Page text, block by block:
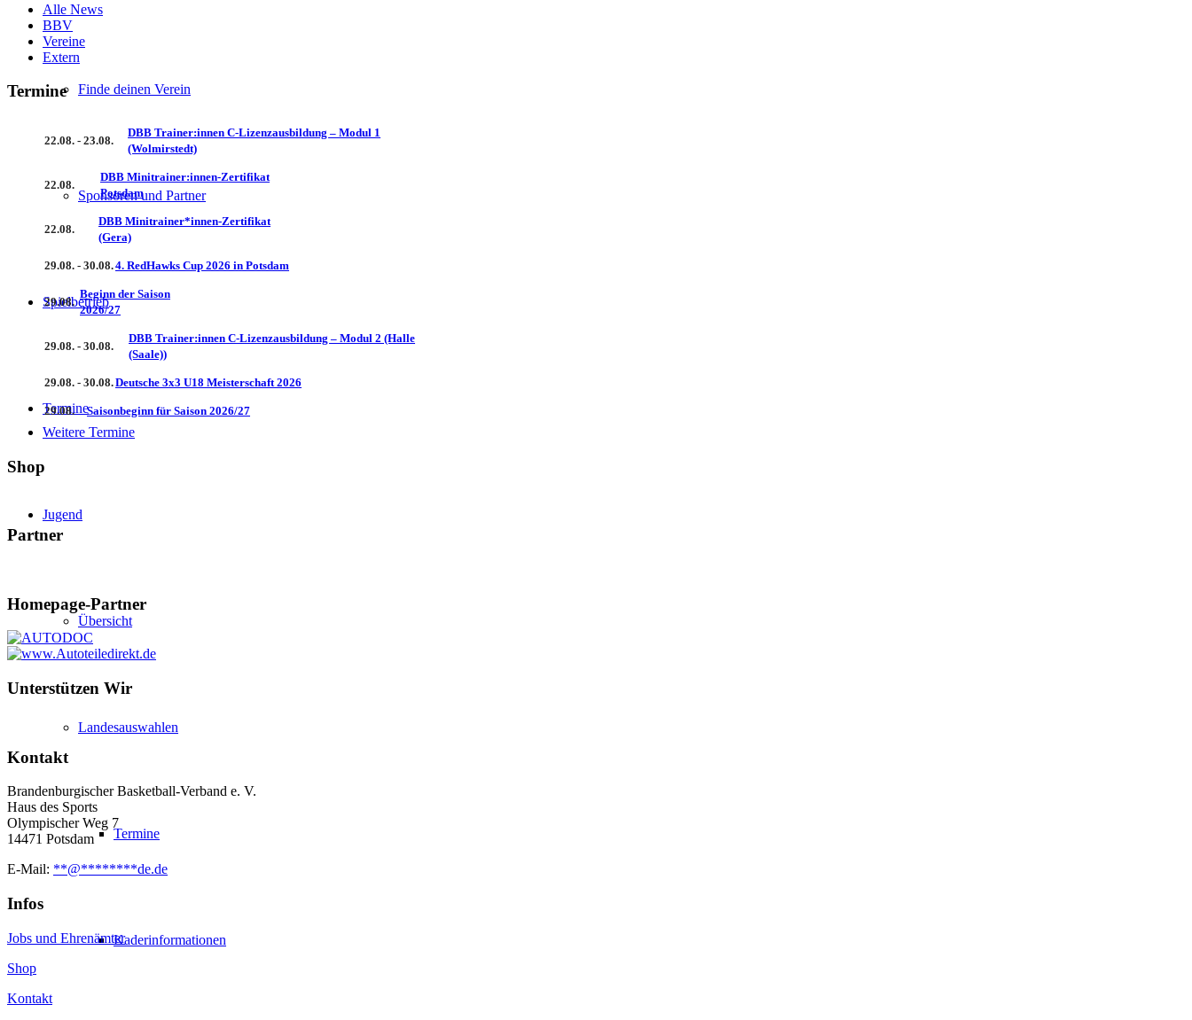
Finde deinen Verein
Sponsoren und Partner
Spielbetrieb
Termine
Jugend
Übersicht
Landesauswahlen
Termine
Kaderinformationen
Alle News
BBV
Vereine
Extern
Termine
22.08. - 23.08.
DBB Trainer:innen C-Lizenzausbildung – Modul 1
(Wolmirstedt)
22.08.
DBB Minitrainer:innen-Zertifikat
Potsdam
22.08.
DBB Minitrainer*innen-Zertifikat
(Gera)
29.08. - 30.08.4. RedHawks Cup 2026 in Potsdam
29.08.
Beginn der Saison
2026/27
29.08. - 30.08.
DBB Trainer:innen C-Lizenzausbildung – Modul 2 (Halle
(Saale))
29.08. - 30.08.Deutsche 3x3 U18 Meisterschaft 2026
29.08. Saisonbeginn für Saison 2026/27
Weitere Termine
Shop
Partner
Homepage-Partner
Unterstützen Wir
Kontakt
Brandenburgischer Basketball-Verband e. V.
Haus des Sports
Olympischer Weg 7
14471 Potsdam
E-Mail: **@********de.de
Infos
Jobs und Ehrenämter
Shop
Kontakt